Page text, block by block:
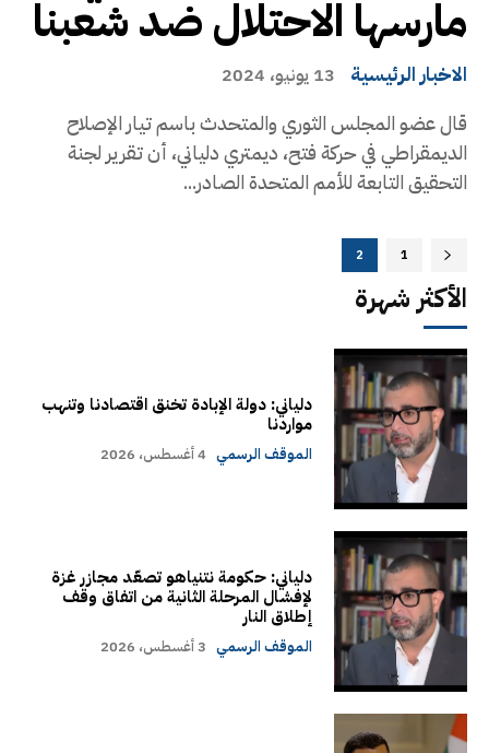
مارسها الاحتلال ضد شعبنا
الاخبار الرئيسية 13 يونيو، 2024
قال عضو المجلس الثوري والمتحدث باسم تيار الإصلاح
الديمقراطي في حركة فتح، ديمتري دلياني، أن تقرير لجنة
التحقيق التابعة للأمم المتحدة الصادر...
1
2
الأكثر شهرة
دلياني: دولة الإبادة تخنق اقتصادنا وتنهب
مواردنا
الموقف الرسمي 4 أغسطس، 2026
دلياني: حكومة نتنياهو تصعّد مجازر غزة
لإفشال المرحلة الثانية من اتفاق وقف
إطلاق النار
الموقف الرسمي 3 أغسطس، 2026